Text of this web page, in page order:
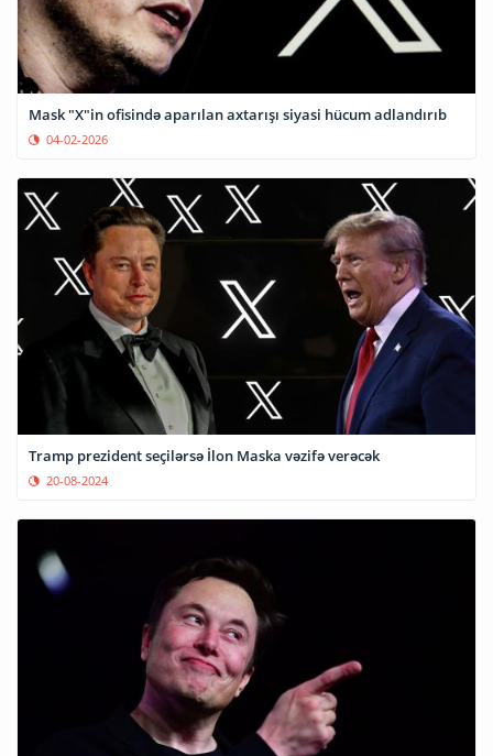
Mask "X"in ofisində aparılan axtarışı siyasi hücum adlandırıb
04-02-2026
Tramp prezident seçilərsə İlon Maska vəzifə verəcək
20-08-2024